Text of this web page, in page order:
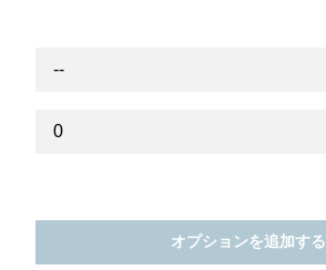
オプションを追加する